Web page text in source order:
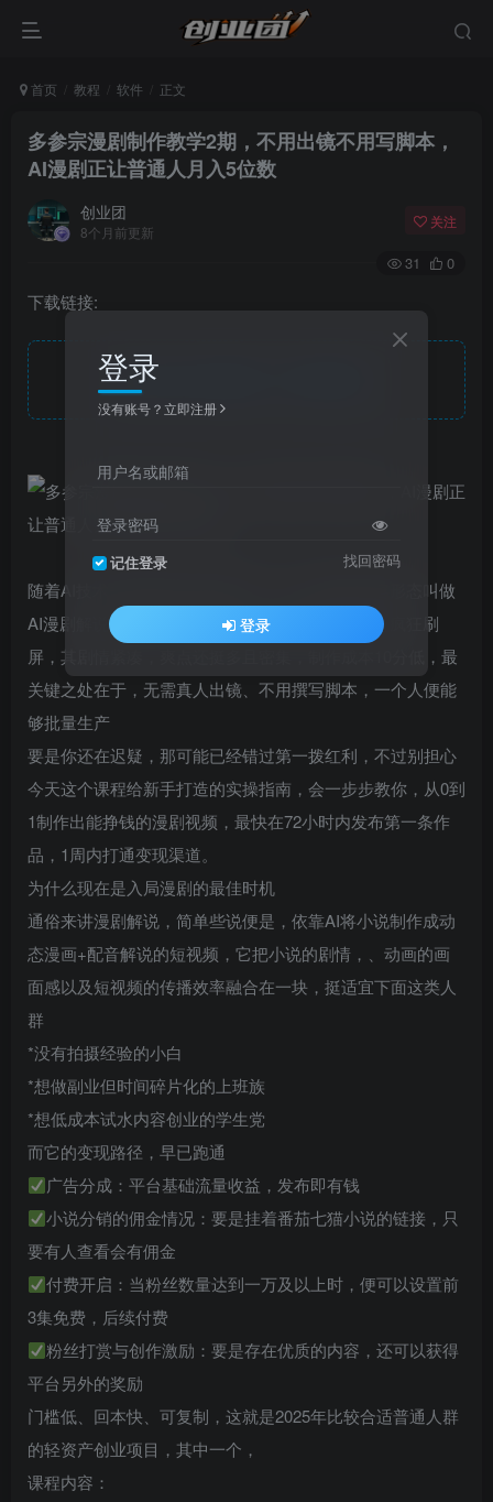
首页 教程 软件 正文
多参宗漫剧制作教学2期，不用出镜不用写脚本，
AI漫剧正让普通人月入5位数
创业团
8个月前更新
关注
31 0
下载链接:
此处内容已隐藏，请付费后查看
随着AI技术呈现爆发式落地态势，有一种新型内容形态叫做
AI漫剧解说，正在，抖音、快手、视频号这类平台疯狂刷
屏，其剧情紧凑，爽点还挺多且密集，制作成本10分低，最
关键之处在于，无需真人出镜、不用撰写脚本，一个人便能
够批量生产
要是你还在迟疑，那可能已经错过第一拨红利，不过别担心
今天这个课程给新手打造的实操指南，会一步步教你，从0到
1制作出能挣钱的漫剧视频，最快在72小时内发布第一条作
品，1周内打通变现渠道。
为什么现在是入局漫剧的最佳时机
通俗来讲漫剧解说，简单些说便是，依靠AI将小说制作成动
态漫画+配音解说的短视频，它把小说的剧情，、动画的画
面感以及短视频的传播效率融合在一块，挺适宜下面这类人
群
*没有拍摄经验的小白
*想做副业但时间碎片化的上班族
*想低成本试水内容创业的学生党
而它的变现路径，早已跑通
广告分成：平台基础流量收益，发布即有钱
小说分销的佣金情况：要是挂着番茄七猫小说的链接，只
要有人查看会有佣金
付费开启：当粉丝数量达到一万及以上时，便可以设置前
3集免费，后续付费
粉丝打赏与创作激励：要是存在优质的内容，还可以获得
平台另外的奖励
门槛低、回本快、可复制，这就是2025年比较合适普通人群
的轻资产创业项目，其中一个，
课程内容：
登录
没有账号？立即注册
用户名或邮箱
登录密码
记住登录 找回密码
登录